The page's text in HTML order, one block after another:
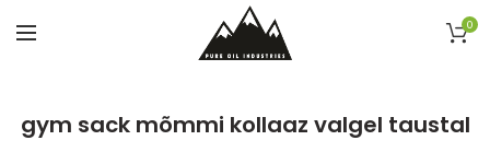
0
gym sack mõmmi kollaaz valgel taustal